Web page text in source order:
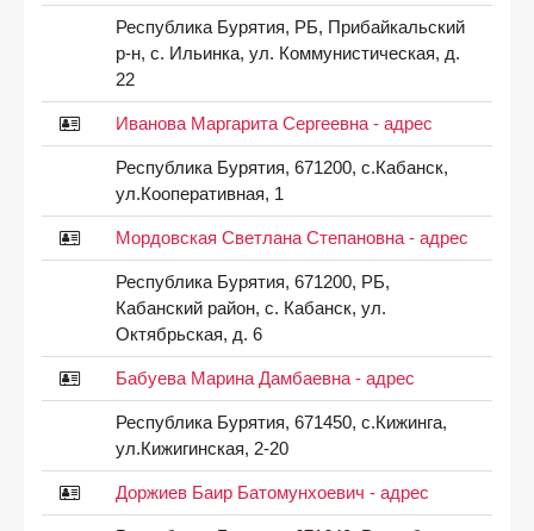
Республика Бурятия, РБ, Прибайкальский
р-н, с. Ильинка, ул. Коммунистическая, д.
22
Иванова Маргарита Сергеевна - адрес
Республика Бурятия, 671200, с.Кабанск,
ул.Кооперативная, 1
Мордовская Светлана Степановна - адрес
Республика Бурятия, 671200, РБ,
Кабанский район, с. Кабанск, ул.
Октябрьская, д. 6
Бабуева Марина Дамбаевна - адрес
Республика Бурятия, 671450, с.Кижинга,
ул.Кижигинская, 2-20
Доржиев Баир Батомунхоевич - адрес